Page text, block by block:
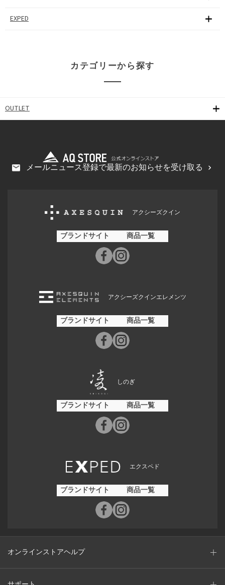
EXPED
カテゴリーから探す
OUTLET
メールニュース登録で最新のお知らせを受け取る
アクシーズクイン
ブランドサイト 商品一覧
アクシーズクインエレメンツ
ブランドサイト 商品一覧
しのぎ
ブランドサイト 商品一覧
エクスペド
ブランドサイト 商品一覧
オンラインストアヘルプ